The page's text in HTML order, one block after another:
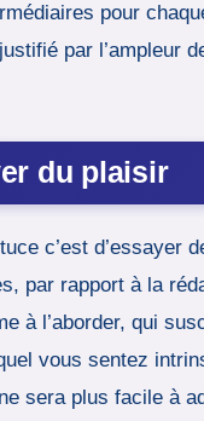
pour
par l’ampleur
du plaisir
c’est d’essayer
par rapport à la
à l’aborder, qui
vous sentez
sera plus facile à